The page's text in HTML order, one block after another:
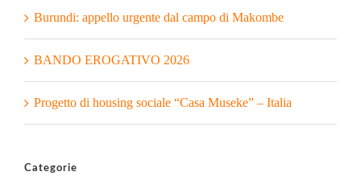
Burundi: appello urgente dal campo di Makombe
BANDO EROGATIVO 2026
Progetto di housing sociale “Casa Museke” – Italia
Categorie